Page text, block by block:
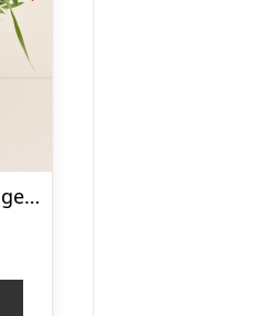
Den til fødselsdagen med tillykkekarameller